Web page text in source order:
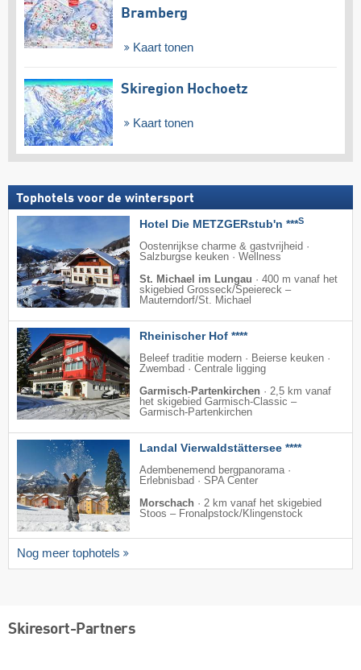
Bramberg
Kaart tonen
Skiregion Hochoetz
Kaart tonen
Tophotels voor de wintersport
Hotel Die METZGERstub'n ***S
Oostenrijkse charme & gastvrijheid ·
Salzburgse keuken · Wellness
St. Michael im Lungau · 400 m vanaf het
skigebied Grosseck/​Speiereck –
Mauterndorf/​St. Michael
Rheinischer Hof ****
Beleef traditie modern · Beierse keuken ·
Zwembad · Centrale ligging
Garmisch-Partenkirchen · 2,5 km vanaf
het skigebied Garmisch-Classic –
Garmisch-Partenkirchen
Landal Vierwaldstättersee ****
Adembenemend bergpanorama ·
Erlebnisbad · SPA Center
Morschach · 2 km vanaf het skigebied
Stoos – Fronalpstock/​Klingenstock
Nog meer tophotels
Skiresort-Partners